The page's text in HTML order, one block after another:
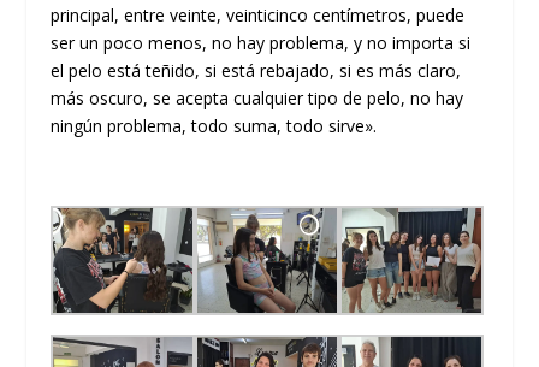
principal, entre veinte, veinticinco centímetros, puede
ser un poco menos, no hay problema, y no importa si
el pelo está teñido, si está rebajado, si es más claro,
más oscuro, se acepta cualquier tipo de pelo, no hay
ningún problema, todo suma, todo sirve».